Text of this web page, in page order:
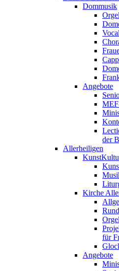
Dommusik
Angebote
der
Allerheiligen
Kirche
Orgel
für
Angebote